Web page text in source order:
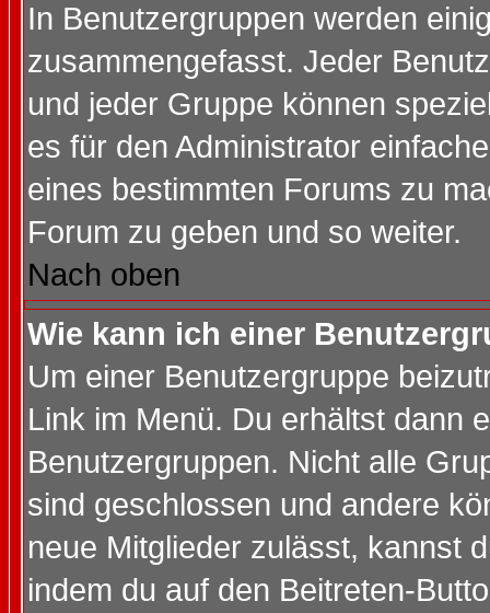
In Benutzergruppen werden
zusammengefasst. Jeder
und jeder Gruppe können
es für den Administrator
eines bestimmten Forums zu
Forum zu geben und so weiter.
Nach oben
Wie kann ich einer
Um einer Benutzergruppe
Link im Menü. Du erhältst dann
Benutzergruppen. Nicht alle
sind geschlossen und andere
neue Mitglieder zulässt, kannst
indem du auf den Beitreten-